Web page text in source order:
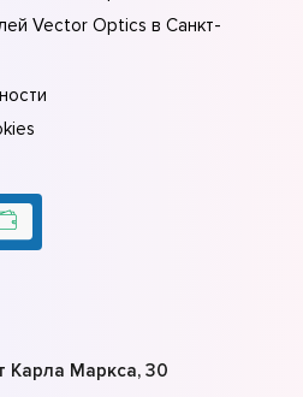
Vector Optics в Санкт-
Карла Маркса, 30